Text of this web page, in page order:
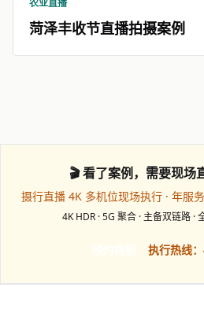
农业直播
菏泽丰收节直播拍摄案例
🎬 看了案例，需要现场
摄行直播 4K 多机位现场执行 · 年服
4K HDR · 5G 聚合 · 主备双链路
执行热线